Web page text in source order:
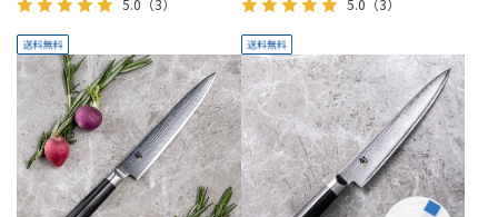
5.0 （3） 5.0 （3）